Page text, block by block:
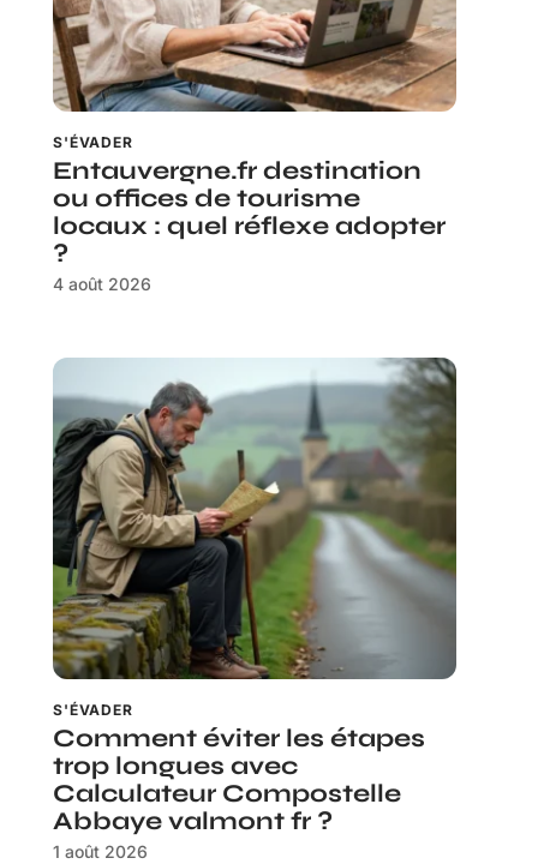
S'ÉVADER
Entauvergne.fr destination
ou offices de tourisme
locaux : quel réflexe adopter
?
4 août 2026
S'ÉVADER
Comment éviter les étapes
trop longues avec
Calculateur Compostelle
Abbaye valmont fr ?
1 août 2026